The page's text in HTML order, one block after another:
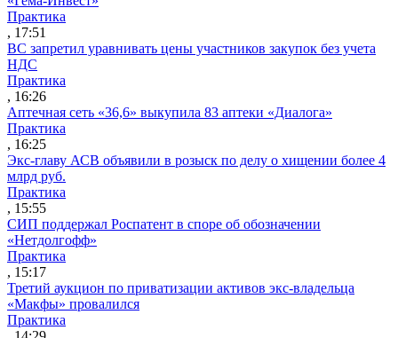
Практика
, 17:51
ВС запретил уравнивать цены участников закупок без учета
НДС
Практика
, 16:26
Аптечная сеть «36,6» выкупила 83 аптеки «Диалога»
Практика
, 16:25
Экс-главу АСВ объявили в розыск по делу о хищении более 4
млрд руб.
Практика
, 15:55
СИП поддержал Роспатент в споре об обозначении
«Нетдолгофф»
Практика
, 15:17
Третий аукцион по приватизации активов экс-владельца
«Макфы» провалился
Практика